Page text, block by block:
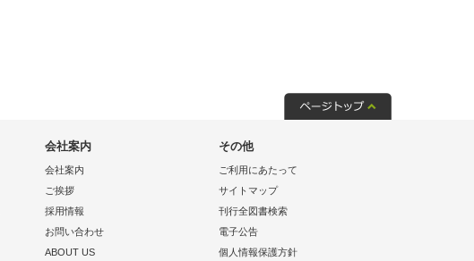
会社案内
会社案内
ご挨拶
採用情報
お問い合わせ
ABOUT US
その他
ご利用にあたって
サイトマップ
刊行全図書検索
電子公告
個人情報保護方針